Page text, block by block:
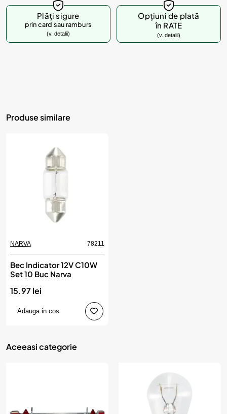
Plăți sigure
prin card sau ramburs
(v. detalii)
Opțiuni de plată
în RATE
(v. detalii)
Produse similare
NARVA 78211
Bec Indicator 12V C10W
Set 10 Buc Narva
15.97 lei
Adauga in cos
Aceeasi categorie